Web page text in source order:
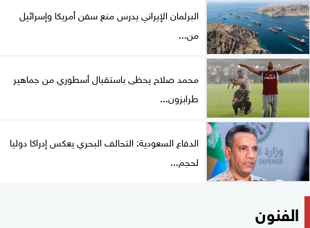
البرلمان الإيراني يدرس منع سفن أمريكا وإسرائيل
من...
محمد صلاح يحظى باستقبال أسطوري من جماهير
طرابزون...
الدفاع السعودية: التحالف البحري يعكس إدراكا دوليا
لحجم...
الفنون